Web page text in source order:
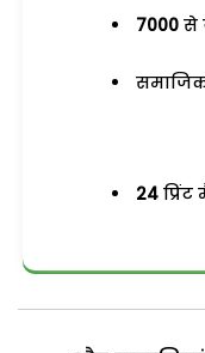
7000 से
24